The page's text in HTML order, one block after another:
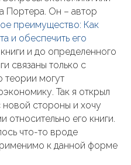
Портера. Он – автор
преимущество: Как
и обеспечить его
книги и до определенного
связаны только с
теории могут
Так я открыл
стороны и хочу
относительно его книги.
что-то вроде
к данной форме